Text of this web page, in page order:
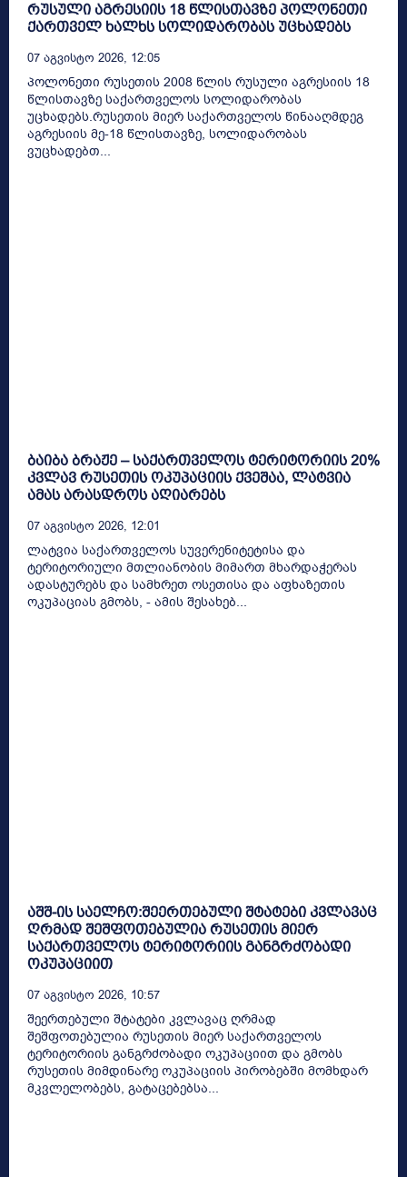
რუსული აგრესიის 18 წლისთავზე პოლონეთი
ქართველ ხალხს სოლიდარობას უცხადებს
07 Აგვისტო 2026, 12:05
პოლონეთი რუსეთის 2008 წლის რუსული აგრესიის 18
წლისთავზე საქართველოს სოლიდარობას
უცხადებს.რუსეთის მიერ საქართველოს წინააღმდეგ
აგრესიის მე-18 წლისთავზე, სოლიდარობას
ვუცხადებთ...
ბაიბა ბრაჟე – საქართველოს ტერიტორიის 20%
კვლავ რუსეთის ოკუპაციის ქვეშაა, ლატვია
ამას არასდროს აღიარებს
07 Აგვისტო 2026, 12:01
ლატვია საქართველოს სუვერენიტეტისა და
ტერიტორიული მთლიანობის მიმართ მხარდაჭერას
ადასტურებს და სამხრეთ ოსეთისა და აფხაზეთის
ოკუპაციას გმობს, - ამის შესახებ...
აშშ-ის საელჩო:შეერთებული შტატები კვლავაც
ღრმად შეშფოთებულია რუსეთის მიერ
საქართველოს ტერიტორიის განგრძობადი
ოკუპაციით
07 Აგვისტო 2026, 10:57
შეერთებული შტატები კვლავაც ღრმად
შეშფოთებულია რუსეთის მიერ საქართველოს
ტერიტორიის განგრძობადი ოკუპაციით და გმობს
რუსეთის მიმდინარე ოკუპაციის პირობებში მომხდარ
მკვლელობებს, გატაცებებსა...